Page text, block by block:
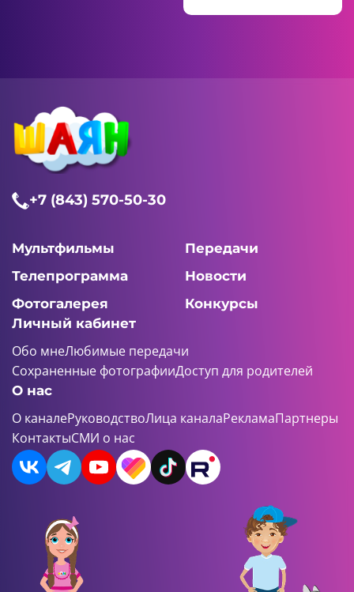
+7 (843) 570-50-30
Мультфильмы
Передачи
Телепрограмма
Новости
Фотогалерея
Конкурсы
Личный кабинет
Обо мнеЛюбимые передачи
Сохраненные фотографииДоступ для родителей
О нас
О каналеРуководствоЛица каналаРекламаПартнеры
КонтактыСМИ о нас